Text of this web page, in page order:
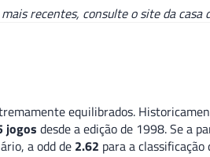
recentes, consulte o site da casa
equilibrados.
jogos desde a edição de 1998. Se a
a odd de 2.62 para a classificação